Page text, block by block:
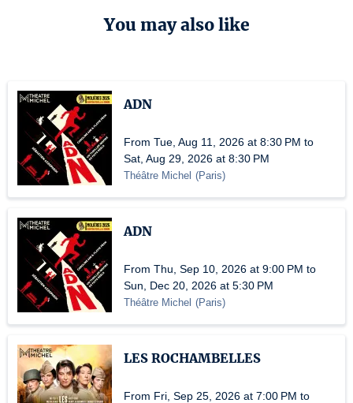
You may also like
ADN
From Tue, Aug 11, 2026 at 8:30 PM to
Sat, Aug 29, 2026 at 8:30 PM
Théâtre Michel (Paris)
ADN
From Thu, Sep 10, 2026 at 9:00 PM to
Sun, Dec 20, 2026 at 5:30 PM
Théâtre Michel (Paris)
LES ROCHAMBELLES
From Fri, Sep 25, 2026 at 7:00 PM to